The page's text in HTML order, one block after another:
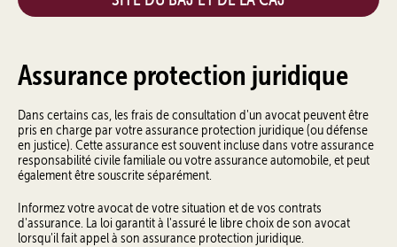
Assurance protection juridique
Dans certains cas, les frais de consultation d'un avocat peuvent être
pris en charge par votre assurance protection juridique (ou défense
en justice). Cette assurance est souvent incluse dans votre assurance
responsabilité civile familiale ou votre assurance automobile, et peut
également être souscrite séparément.
Informez votre avocat de votre situation et de vos contrats
d'assurance. La loi garantit à l'assuré le libre choix de son avocat
lorsqu'il fait appel à son assurance protection juridique.